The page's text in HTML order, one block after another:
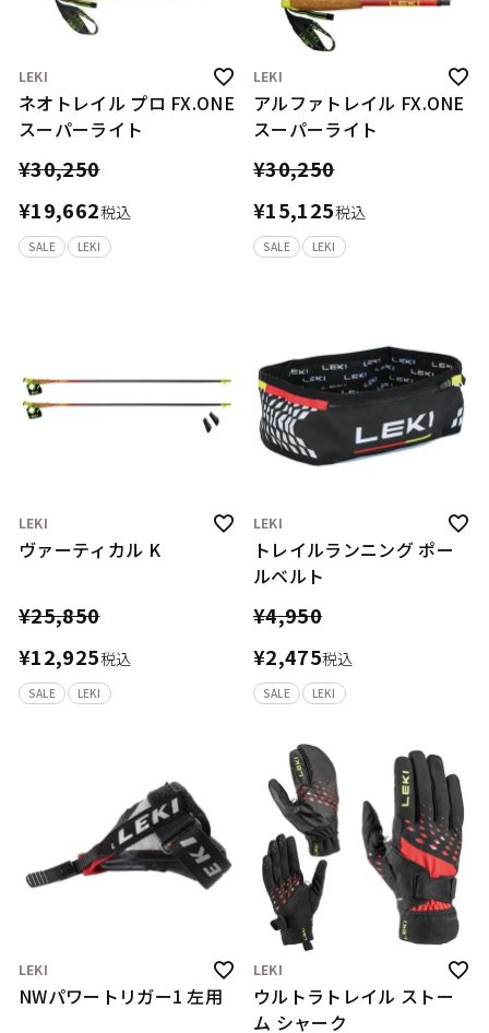
LEKI
ネオトレイル プロ FX.ONE
スーパーライト
¥30,250
¥19,662税込
SALE LEKI
LEKI
アルファトレイル FX.ONE
スーパーライト
¥30,250
¥15,125税込
SALE LEKI
LEKI
ヴァーティカル K
¥25,850
¥12,925税込
SALE LEKI
LEKI
トレイルランニング ポー
ルベルト
¥4,950
¥2,475税込
SALE LEKI
LEKI
NWパワートリガー1 左用
LEKI
ウルトラトレイル ストー
ム シャーク